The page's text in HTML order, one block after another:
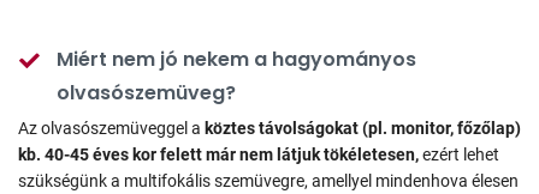
Miért nem jó nekem a hagyományos
olvasószemüveg?
Az olvasószemüveggel a köztes távolságokat (pl. monitor, főzőlap)
kb. 40-45 éves kor felett már nem látjuk tökéletesen,ezért lehet
szükségünk a multifokális szemüvegre, amellyel mindenhova élesen